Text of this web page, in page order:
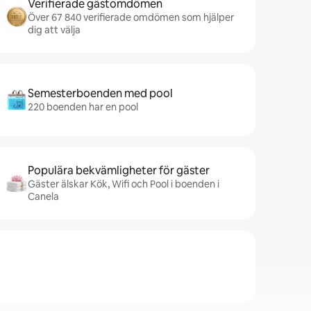
Verifierade gästomdömen
Över 67 840 verifierade omdömen som hjälper
dig att välja
Semesterboenden med pool
220 boenden har en pool
Populära bekvämligheter för gäster
Gäster älskar Kök, Wifi och Pool i boenden i
Canela